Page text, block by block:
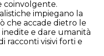
coinvolgente.
impiegano la
che accade dietro le
e dare umanità
racconti visivi forti e